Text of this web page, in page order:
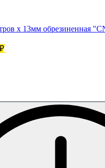
х 13мм обрезиненная